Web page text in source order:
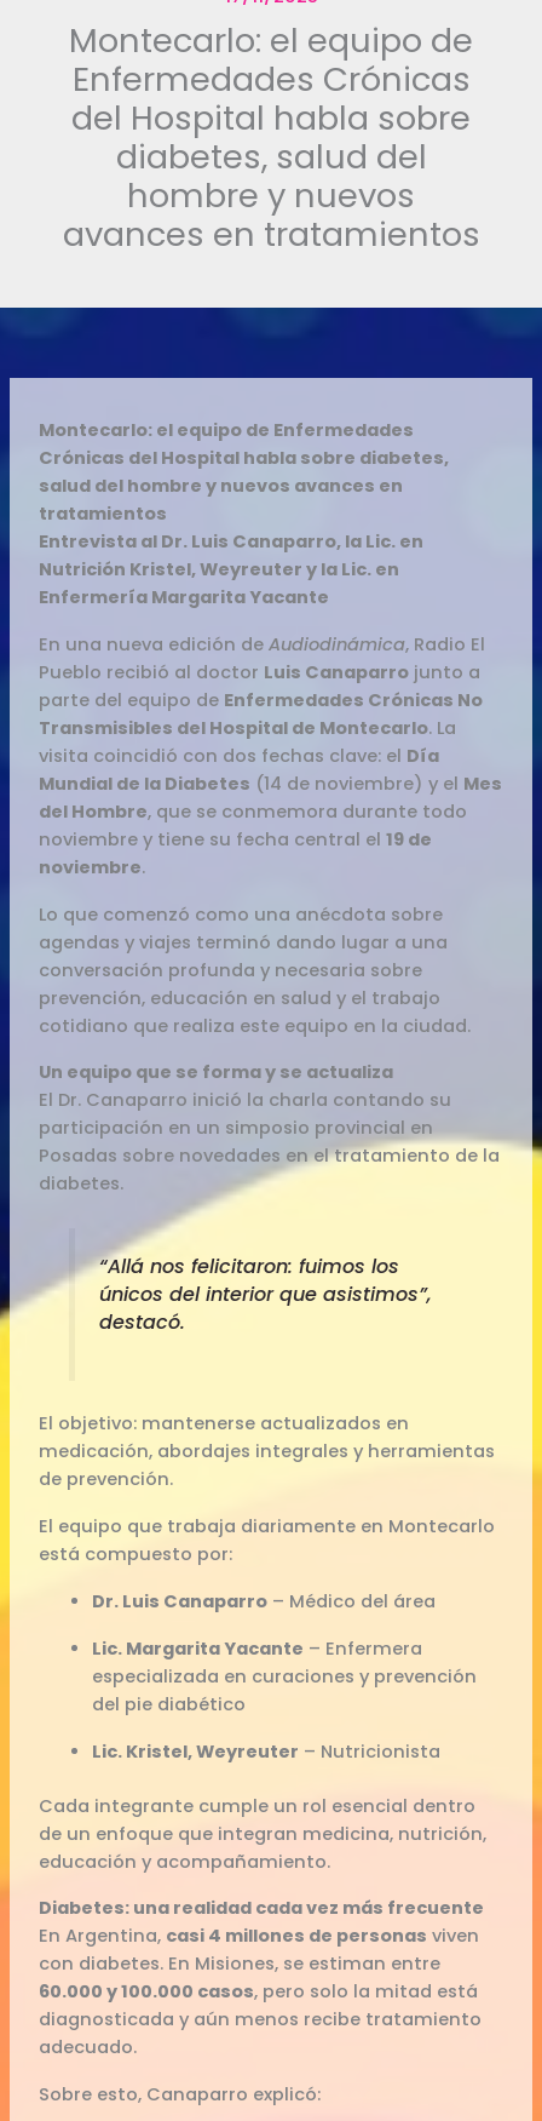
Montecarlo: el equipo de
Enfermedades Crónicas
del Hospital habla sobre
diabetes, salud del
hombre y nuevos
avances en tratamientos
Montecarlo: el equipo de Enfermedades
Crónicas del Hospital habla sobre diabetes,
salud del hombre y nuevos avances en
tratamientos
Entrevista al Dr. Luis Canaparro, la Lic. en
Nutrición Kristel, Weyreuter y la Lic. en
Enfermería Margarita Yacante
En una nueva edición deAudiodinámica, Radio El
Pueblo recibió al doctor Luis Canaparro junto a
parte del equipo de Enfermedades Crónicas No
Transmisibles del Hospital de Montecarlo. La
visita coincidió con dos fechas clave: el Día
Mundial de la Diabetes (14 de noviembre) y el Mes
del Hombre, que se conmemora durante todo
noviembre y tiene su fecha central el19 de
noviembre.
Lo que comenzó como una anécdota sobre
agendas y viajes terminó dando lugar a una
conversación profunda y necesaria sobre
prevención, educación en salud y el trabajo
cotidiano que realiza este equipo en la ciudad.
Un equipo que se forma y se actualiza
El Dr. Canaparro inició la charla contando su
participación en un simposio provincial en
Posadas sobre novedades en el tratamiento de la
diabetes.
“Allá nos felicitaron: fuimos los
únicos del interior que asistimos”,
destacó.
El objetivo: mantenerse actualizados en
medicación, abordajes integrales y herramientas
de prevención.
El equipo que trabaja diariamente en Montecarlo
está compuesto por:
Dr. Luis Canaparro – Médico del área
Lic. Margarita Yacante – Enfermera
especializada en curaciones y prevención
del pie diabético
Lic. Kristel, Weyreuter – Nutricionista
Cada integrante cumple un rol esencial dentro
de un enfoque que integran medicina, nutrición,
educación y acompañamiento.
Diabetes: una realidad cada vez más frecuente
En Argentina, casi 4 millones de personas viven
con diabetes. En Misiones, se estiman entre
60.000 y 100.000 casos, pero solo la mitad está
diagnosticada y aún menos recibe tratamiento
adecuado.
Sobre esto, Canaparro explicó: